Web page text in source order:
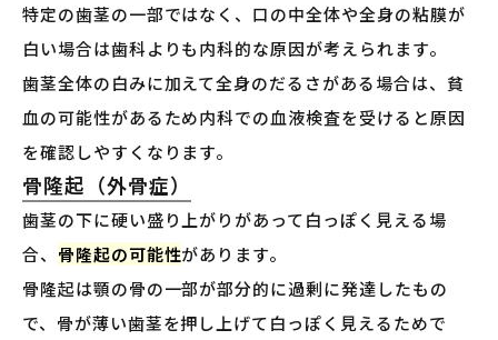
特定の歯茎の一部ではなく、口の中全体や全身の粘膜が
白い場合は歯科よりも内科的な原因が考えられます。
歯茎全体の白みに加えて全身のだるさがある場合は、貧
血の可能性があるため内科での血液検査を受けると原因
を確認しやすくなります。
骨隆起（外骨症）
歯茎の下に硬い盛り上がりがあって白っぽく見える場
合、 骨隆起の可能性があります。
骨隆起は顎の骨の一部が部分的に過剰に発達したもの
で、骨が薄い歯茎を押し上げて白っぽく見えるためで